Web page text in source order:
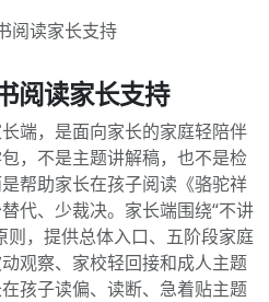
阅读家长支持
阅读家长支持
端，是面向家长的家庭轻陪伴
，不是主题讲解稿，也不是检
帮助家长在孩子阅读《骆驼祥
代、少裁决。家长端围绕“不讲
则，提供总体入口、五阶段家庭
观察、家校轻回接和成人主题
孩子读偏、读断、急着贴主题